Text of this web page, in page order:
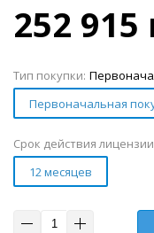
252 915
Тип покупки:
Первоначальная
Срок действия
12 месяцев